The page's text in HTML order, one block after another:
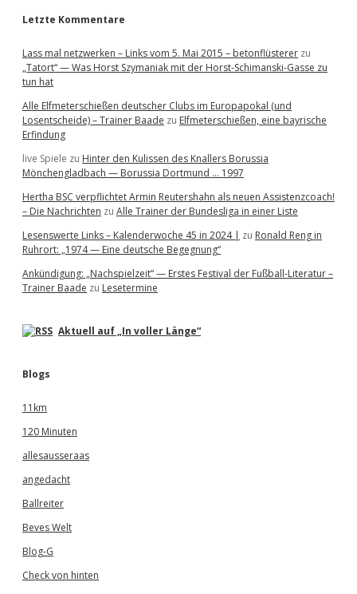
Letzte Kommentare
Lass mal netzwerken – Links vom 5. Mai 2015 – betonflüsterer zu
„Tatort“ — Was Horst Szymaniak mit der Horst-Schimanski-Gasse zu
tun hat
Alle Elfmeterschießen deutscher Clubs im Europapokal (und
Losentscheide) – Trainer Baade zu Elfmeterschießen, eine bayrische
Erfindung
live Spiele zu Hinter den Kulissen des Knallers Borussia
Mönchengladbach — Borussia Dortmund … 1997
Hertha BSC verpflichtet Armin Reutershahn als neuen Assistenzcoach!
– Die Nachrichten zu Alle Trainer der Bundesliga in einer Liste
Lesenswerte Links – Kalenderwoche 45 in 2024 | zu Ronald Reng in
Ruhrort: „1974 — Eine deutsche Begegnung“
Ankündigung: „Nachspielzeit“ — Erstes Festival der Fußball-Literatur –
Trainer Baade zu Lesetermine
Aktuell auf „In voller Länge“
Blogs
11km
120 Minuten
allesausseraas
angedacht
Ballreiter
Beves Welt
Blog-G
Check von hinten